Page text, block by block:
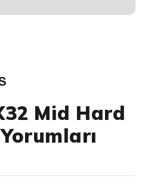
Mid Hard